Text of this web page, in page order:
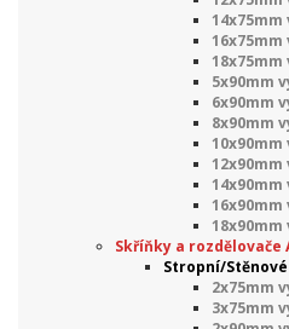
14x75mm
16x75mm
18x75mm
5x90mm
6x90mm
8x90mm
10x90mm
12x90mm
14x90mm
16x90mm
18x90mm
Skříňky a rozdělovače
Stropní/Stěnové
2x75mm
3x75mm